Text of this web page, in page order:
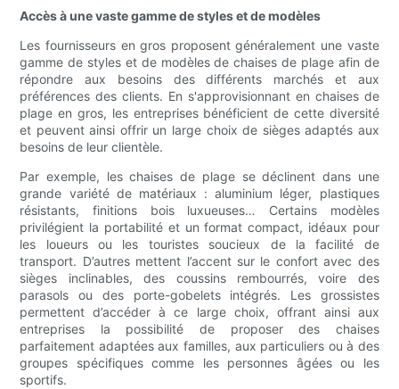
Accès à une vaste gamme de styles et de modèles
Les fournisseurs en gros proposent généralement une vaste
gamme de styles et de modèles de chaises de plage afin de
répondre aux besoins des différents marchés et aux
préférences des clients. En s'approvisionnant en chaises de
plage en gros, les entreprises bénéficient de cette diversité
et peuvent ainsi offrir un large choix de sièges adaptés aux
besoins de leur clientèle.
Par exemple, les chaises de plage se déclinent dans une
grande variété de matériaux : aluminium léger, plastiques
résistants, finitions bois luxueuses… Certains modèles
privilégient la portabilité et un format compact, idéaux pour
les loueurs ou les touristes soucieux de la facilité de
transport. D’autres mettent l’accent sur le confort avec des
sièges inclinables, des coussins rembourrés, voire des
parasols ou des porte-gobelets intégrés. Les grossistes
permettent d’accéder à ce large choix, offrant ainsi aux
entreprises la possibilité de proposer des chaises
parfaitement adaptées aux familles, aux particuliers ou à des
groupes spécifiques comme les personnes âgées ou les
sportifs.